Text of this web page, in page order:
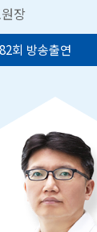
장
회 방송출연